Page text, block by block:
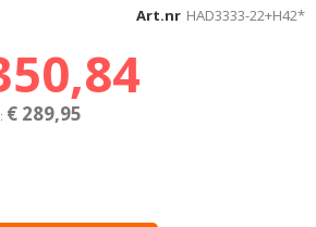
Art.nr HAD3333-22+H42*
€ 289,95